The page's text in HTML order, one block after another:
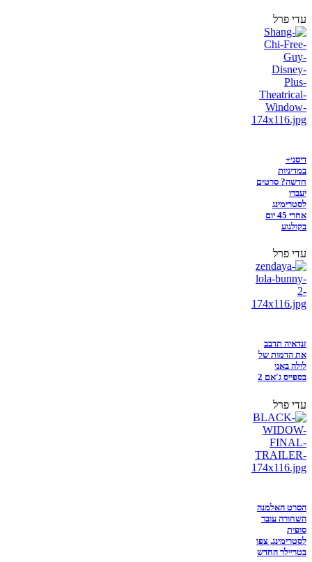
עדי פרל
דיסני+
במדיניות
חדשה? סרטים
יעברו
לסטרימינג
אחרי 45 יום
בקולנוע
עדי פרל
זנדאיה תדבב
את הדמות של
לולה באני
בספייס ג'אם 2
עדי פרל
הסרט האלמנה
השחורה עובר
סופית
לסטרימינג, צפו
בטריילר החדש